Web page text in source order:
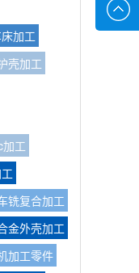
加工
壳加工
工
铣复合加工
金外壳加工
加工零件